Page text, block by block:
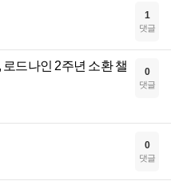
1
댓글
드나인 2주년 소환 챌
0
댓글
0
댓글